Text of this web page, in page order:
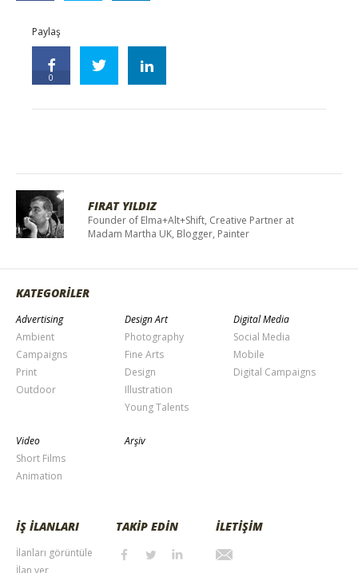
Paylaş
0
FIRAT YILDIZ
Founder of Elma+Alt+Shift, Creative Partner at
Madam Martha UK, Blogger, Painter
KATEGORİLER
Advertising
Ambient
Campaigns
Print
Outdoor
Design Art
Photography
Fine Arts
Design
Illustration
Young Talents
Digital Media
Social Media
Mobile
Digital Campaigns
Video
Short Films
Animation
Arşiv
İŞ İLANLARI
İlanları görüntüle
İlan ver
TAKİP EDİN İLETİŞİM